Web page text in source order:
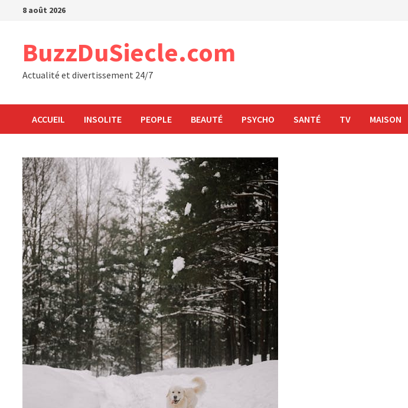
Passer8 août 2026
BuzzDuSiecle.com
Actualité et divertissement 24/7
ACCUEIL INSOLITE PEOPLE BEAUTÉ PSYCHO SANTÉ TV MAISON